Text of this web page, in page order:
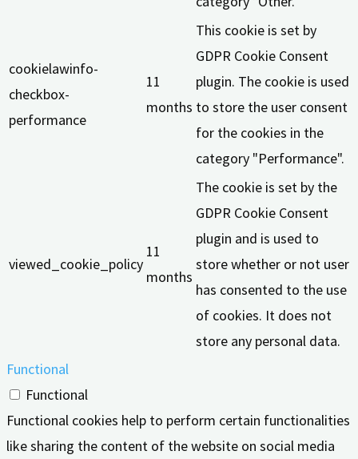
cookielawinfo-
checkbox-
performance
11
months
This cookie is set by
GDPR Cookie Consent
plugin. The cookie is used
to store the user consent
for the cookies in the
category "Performance".
viewed_cookie_policy
11
months
The cookie is set by the
GDPR Cookie Consent
plugin and is used to
store whether or not user
has consented to the use
of cookies. It does not
store any personal data.
Functional
Functional
Functional cookies help to perform certain functionalities
like sharing the content of the website on social media